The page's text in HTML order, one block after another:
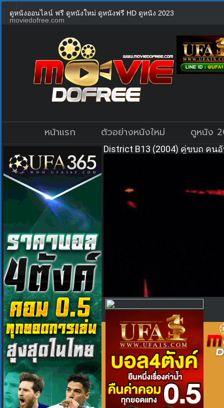
ดูหนังออนไลน์ ฟรี ดูหนังใหม่ ดูหนังฟรี HD ดูหนัง 2023
moviedofree.com
หน้าแรก ตัวอย่างหนังใหม่ ดูหนัง
District B13 (2004) คู่ขบถ คน